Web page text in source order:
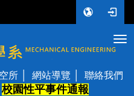
機械工程學系
所 網站導覽
聯絡我們
校園性平事件通報